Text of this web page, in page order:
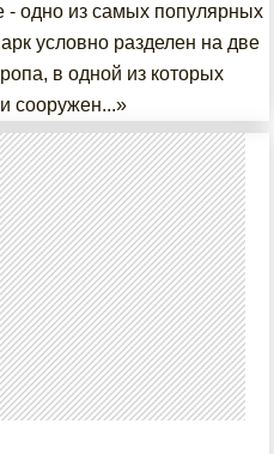
одно из самых популярных
условно разделен на две
в одной из которых
сооружен...»